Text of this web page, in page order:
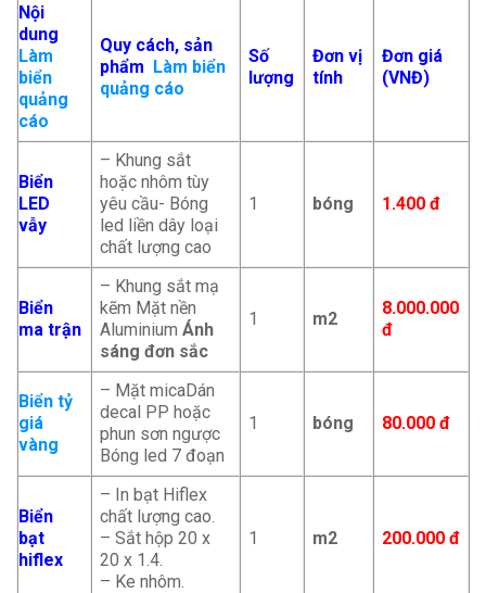
Nội
dung
Làm
biển
quảng
cáo
Quy cách, sản
phẩm Làm biển
quảng cáo
Số
lượng
Đơn vị
tính
Đơn giá
(VNĐ)
Biển
LED
vẫy
– Khung sắt
hoặc nhôm tùy
yêu cầu- Bóng
led liền dây loại
chất lượng cao
1 bóng 1.400 đ
Biển
ma trận
– Khung sắt mạ
kẽm Mặt nền
AluminiumÁnh
sáng đơn sắc
1 m2
8.000.000
đ
Biển tỷ
giá
vàng
– Mặt micaDán
decal PP hoặc
phun sơn ngược
Bóng led 7 đoạn
1 bóng 80.000 đ
Biển
bạt
hiflex
– In bạt Hiflex
chất lượng cao.
– Sắt hộp 20 x
20 x 1.4.
– Ke nhôm.
1 m2 200.000 đ